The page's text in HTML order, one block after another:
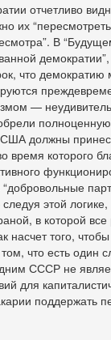
отчетливо
их
В
что
—
должны
время которого
этой
в которой
насчет того,
что есть
СССР не
для
поддержать